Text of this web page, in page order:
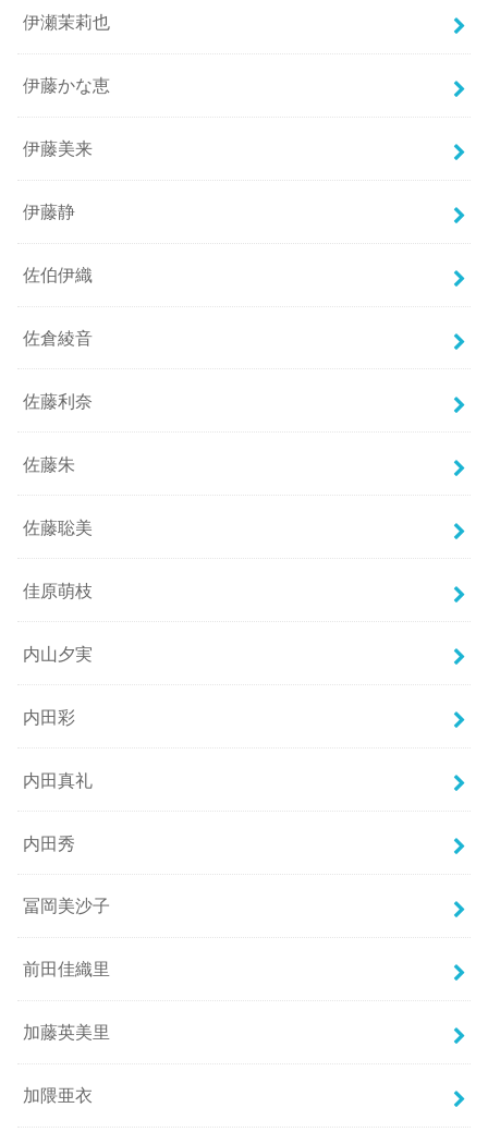
伊瀬茉莉也
伊藤かな恵
伊藤美来
伊藤静
佐伯伊織
佐倉綾音
佐藤利奈
佐藤朱
佐藤聡美
佳原萌枝
内山夕実
内田彩
内田真礼
内田秀
冨岡美沙子
前田佳織里
加藤英美里
加隈亜衣